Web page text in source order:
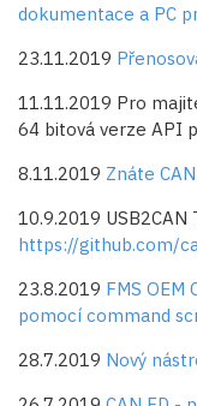
dokumentace a PC
23.11.2019
11.11.2019 Pro
64 bitová verze API
8.11.2019 Znáte
10.9.2019
https://github.com/
23.8.2019 FMS OEM
pomocí command
28.7.2019 Nový